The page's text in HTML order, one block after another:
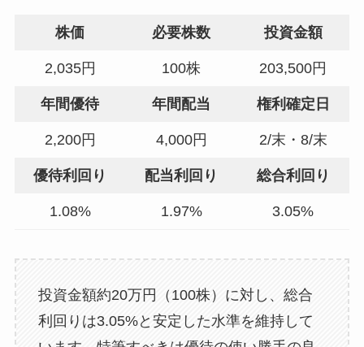
株価 必要株数 投資金額
2,035円 100株 203,500円
年間優待 年間配当 権利確定日
2,200円 4,000円 2/末・8/末
優待利回り 配当利回り 総合利回り
1.08% 1.97% 3.05%
投資金額約20万円（100株）に対し、総合
利回りは3.05%と安定した水準を維持して